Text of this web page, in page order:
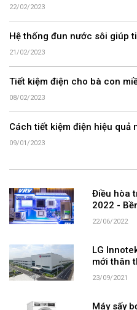
22/02/2023
Hệ thống đun nước sôi giúp
21/02/2023
Tiết kiệm điện cho bà con
08/02/2023
Cách tiết kiệm điện hiệu quả
09/01/2023
Điều hòa
2022 -
22/06/2022
LG
mới thân
23/09/2021
Máy sấy